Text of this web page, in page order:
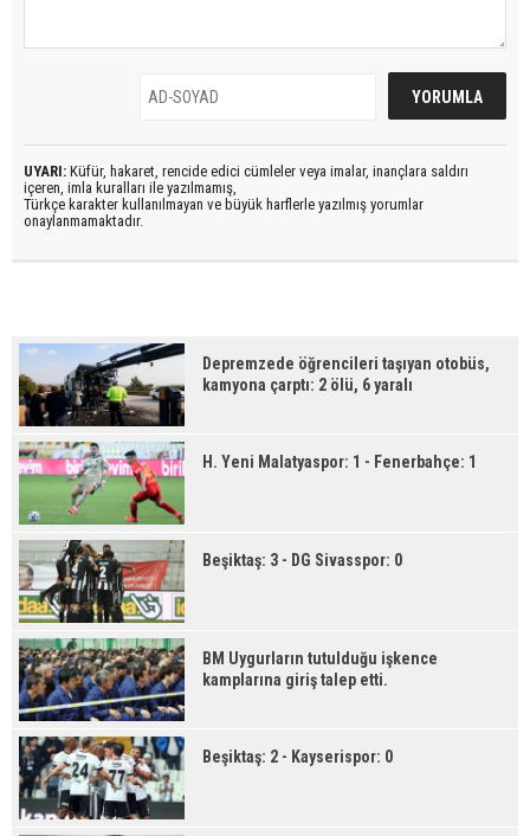
UYARI: Küfür, hakaret, rencide edici cümleler veya imalar, inançlara saldırı
içeren, imla kuralları ile yazılmamış,
Türkçe karakter kullanılmayan ve büyük harflerle yazılmış yorumlar
onaylanmamaktadır.
Depremzede öğrencileri taşıyan otobüs,
kamyona çarptı: 2 ölü, 6 yaralı
H. Yeni Malatyaspor: 1 - Fenerbahçe: 1
Beşiktaş: 3 - DG Sivasspor: 0
BM Uygurların tutulduğu işkence
kamplarına giriş talep etti.
Beşiktaş: 2 - Kayserispor: 0